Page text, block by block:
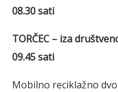
08.30 sati
TORČEC – iza
09.45 sati
Mobilno reciklažno